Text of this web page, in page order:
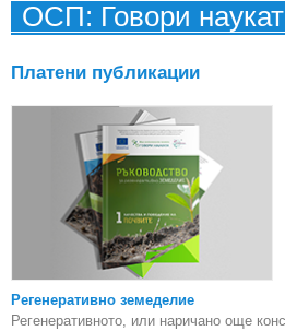
ОСП: Говори
Платени публикации
Регенеративно земеделие
Регенеративното, или наричано още